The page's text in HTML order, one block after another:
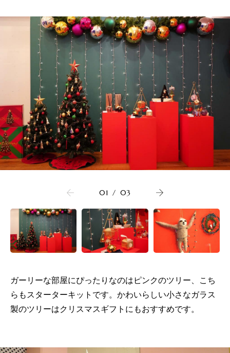
01 / 03
ガーリーな部屋にぴったりなのはピンクのツリー、こち
らもスターターキットです。かわいらしい小さなガラス
製のツリーはクリスマスギフトにもおすすめです。